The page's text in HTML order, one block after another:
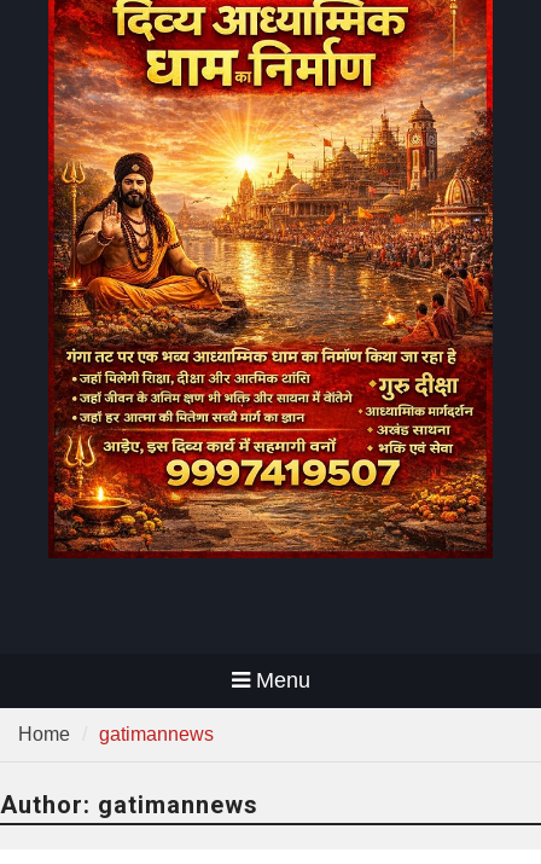
Menu
Home gatimannews
Author: gatimannews